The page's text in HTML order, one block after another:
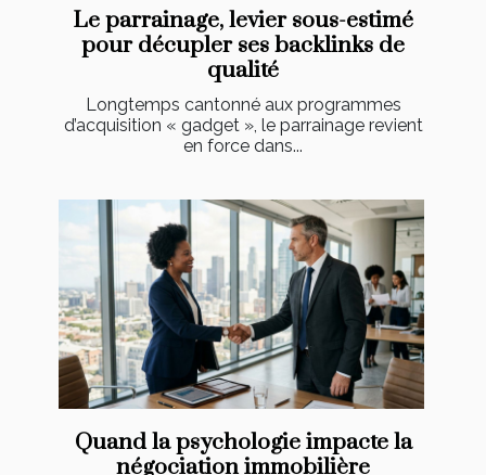
Le parrainage, levier sous-estimé
pour décupler ses backlinks de
qualité
Longtemps cantonné aux programmes
d’acquisition « gadget », le parrainage revient
en force dans...
Quand la psychologie impacte la
négociation immobilière